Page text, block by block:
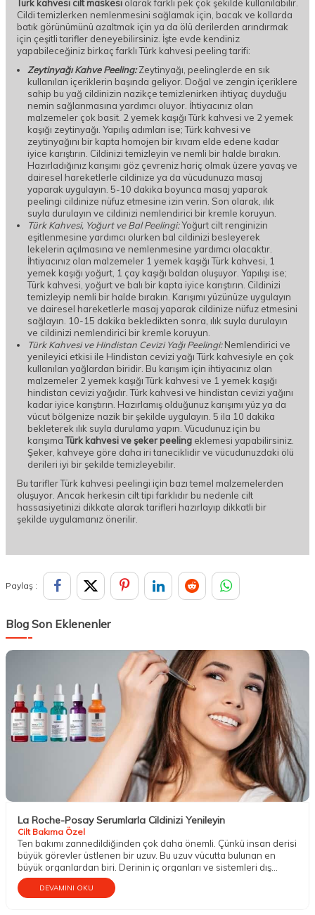
Türk kahvesi cilt maskesi olarak farklı pek çok şekilde kullanılabilir.
Cildi temizlerken nemlenmesini sağlamak için, bacak ve kollarda
batık görünümünü azaltmak için ya da ölü derilerden arındırmak
için çeşitli tarifler deneyebilirsiniz. İşte evde kendiniz
yapabileceğiniz birkaç farklı Türk kahvesi peeling tarifi:
Zeytinyağı Kahve Peeling:Zeytinyağı, peelinglerde en sık
kullanılan içeriklerin başında geliyor. Doğal ve zengin içeriklere
sahip bu yağ cildinizin nazikçe temizlenirken ihtiyaç duyduğu
nemin sağlanmasına yardımcı oluyor. İhtiyacınız olan
malzemeler çok basit. 2 yemek kaşığı Türk kahvesi ve 2 yemek
kaşığı zeytinyağı. Yapılış adımları ise; Türk kahvesi ve
zeytinyağını bir kapta homojen bir kıvam elde edene kadar
iyice karıştırın. Cildinizi temizleyin ve nemli bir halde bırakın.
Hazırladığınız karışımı göz çevreniz hariç olmak üzere yavaş ve
dairesel hareketlerle cildinize ya da vücudunuza masaj
yaparak uygulayın. 5-10 dakika boyunca masaj yaparak
peelingi cildinize nüfuz etmesine izin verin. Son olarak, ılık
suyla durulayın ve cildinizi nemlendirici bir kremle koruyun.
Türk Kahvesi, Yoğurt ve Bal Peelingi:Yoğurt cilt renginizin
eşitlenmesine yardımcı olurken bal cildinizi besleyerek
lekelerin açılmasına ve nemlenmesine yardımcı olacaktır.
İhtiyacınız olan malzemeler 1 yemek kaşığı Türk kahvesi, 1
yemek kaşığı yoğurt, 1 çay kaşığı baldan oluşuyor. Yapılışı ise;
Türk kahvesi, yoğurt ve balı bir kapta iyice karıştırın. Cildinizi
temizleyip nemli bir halde bırakın. Karışımı yüzünüze uygulayın
ve dairesel hareketlerle masaj yaparak cildinize nüfuz etmesini
sağlayın. 10-15 dakika bekledikten sonra, ılık suyla durulayın
ve cildinizi nemlendirici bir kremle koruyun.
Türk Kahvesi ve Hindistan Cevizi Yağı Peelingi:Nemlendirici ve
yenileyici etkisi ile Hindistan cevizi yağı Türk kahvesiyle en çok
kullanılan yağlardan biridir. Bu karışım için ihtiyacınız olan
malzemeler 2 yemek kaşığı Türk kahvesi ve 1 yemek kaşığı
hindistan cevizi yağıdır. Türk kahvesi ve hindistan cevizi yağını
kadar iyice karıştırın. Hazırlamış olduğunuz karışımı yüz ya da
vücut bölgenize nazik bir şekilde uygulayın. 5 ila 10 dakika
bekleterek ılık suyla durulama yapın. Vücudunuz için bu
karışımaTürk kahvesi ve şeker peeling eklemesi yapabilirsiniz.
Şeker, kahveye göre daha iri taneciklidir ve vücudunuzdaki ölü
derileri iyi bir şekilde temizleyebilir.
Bu tarifler Türk kahvesi peelingi için bazı temel malzemelerden
oluşuyor. Ancak herkesin cilt tipi farklıdır bu nedenle cilt
hassasiyetinizi dikkate alarak tarifleri hazırlayıp dikkatli bir
şekilde uygulamanız önerilir.
Paylaş :
Blog Son Eklenenler
La Roche-Posay Serumlarla Cildinizi Yenileyin
Cilt Bakıma Özel
Ten bakımı zannedildiğinden çok daha önemli. Çünkü insan derisi
büyük görevler üstlenen bir uzuv. Bu uzuv vücutta bulunan en
büyük organlardan biri. Derinin iç organları ve sistemleri dış
etkenlere karşı koruma altına almak gibi mühim bir vazifesi
bulunur. Aynı zamanda temasın gerçekleşmesini; sıcak, soğuk,
DEVAMINI OKU